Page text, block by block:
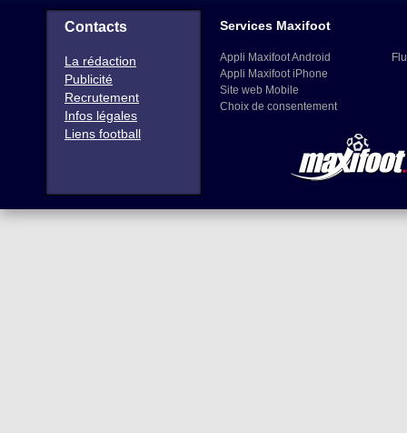
Contacts
La rédaction
Publicité
Recrutement
Infos légales
Liens football
Services Maxifoot
Appli Maxifoot Android
Appli Maxifoot iPhone
Site web Mobile
Choix de consentement